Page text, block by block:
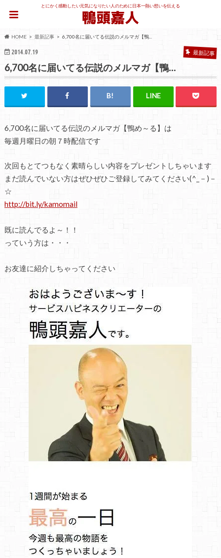
とにかく感動したい元気になりたい人のために日本一熱い想いを伝える
HOME 最新記事 6,700名に届いてる伝説のメルマガ【鴨...
2014.07.19 最新記事
6,700名に届いてる伝説のメルマガ【鴨…
6,700名に届いてる伝説のメルマガ【鴨め～る】は
毎週月曜日の朝７時配信です
次回もとてつもなく素晴らしい内容をプレゼントしちゃいます
まだ読んでいない方はぜひぜひご登録してみてください(^_－)－
☆
http://bit.ly/kamomail
既に読んでるよ～！！
っていう方は・・・
お友達に紹介しちゃってください